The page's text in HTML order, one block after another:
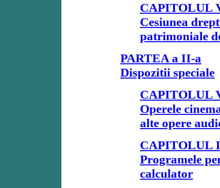
CAPITOLUL
Cesiunea
patrimoniale
PARTEA a II-a
Dispozitii speciale
CAPITOLUL
Operele
alte opere
CAPITOLUL
Programele
calculator